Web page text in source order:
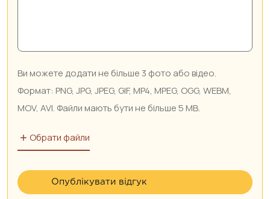
Обрати файли